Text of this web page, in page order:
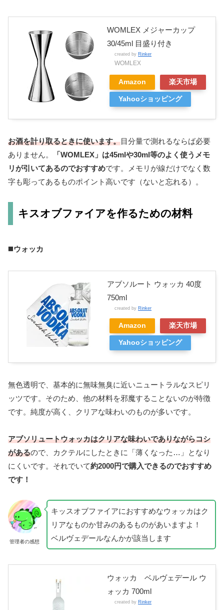
WOMLEX メジャーカップ
30/45ml 目盛り付き
created by Rinker
WOMLEX
Amazon 楽天市場
Yahooショッピング
お酒を計り取るときに使います。目分量で測れるならば必要
ありません。
「WOMLEX」は45mlや30ml等のよく使うメモ
リが引いてあるのでおすすめです。メモリが線だけでなく数
字も彫ってあるものポイント高いです（ないと忘れる）。
キスオブファイアを作るための材料
◼️ウォッカ
アブソルート ウォッカ 40度
750ml
created by Rinker
Amazon 楽天市場
Yahooショッピング
無色透明で、基本的に無味無臭に近いニュートラルなスピリ
ッツです。そのため、他の材料を邪魔することないのが特徴
です。純度が高く、クリアな味わいのものが多いです。
アブソリュートウォッカはクリアな味わいでありながらコシ
があるので、カクテルにしたときに「薄くなった…」となり
にくいです。それでいて約2000円で購入できるのでおすすめ
です！
管理者の感想
キッスオブファイアにおすすめなウォッカはク
リアなものか甘みのあるものがあいますよ！
ベルヴェデールなんかが該当します
ウォッカ ベルヴェデール ウ
ォッカ 700ml
created by Rinker